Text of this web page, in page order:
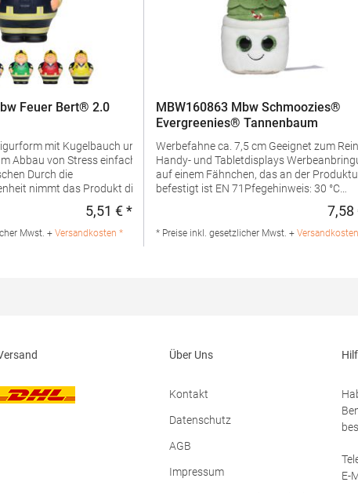
Feuer Bert® 2.0
mit Kugelbauch und
die
nimmt das Produkt die
symbolisiert den
- Einsatzleiter, Red –
Dark Blue – die
Regulärer Preis:
5,51 € *
Mwst. + Versandkosten *
MBW160863 Mbw Schmoozies®
Evergreenies® Tannenbaum
Werbefahne ca. 7,5 cm Geeignet zum Reinigen von
Handy- und Tabletdisplays Werbeanbringung erfolgt
auf einem Fähnchen, das an der
befestigt ist EN 71Pfegehinweis: 30 °C
Produktsicherheit:
Vertriebsges. mbH, Westerfeld 3, 24997
7,58
* Preise inkl. gesetzlicher Mwst. +
Über Uns
Kontakt
Datenschutz
AGB
Impressum
E-